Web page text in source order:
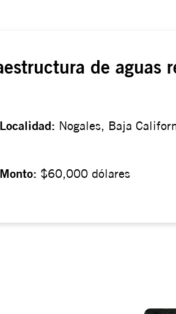
de aguas
Localidad: Nogales, Baja
Monto: $60,000 dólares